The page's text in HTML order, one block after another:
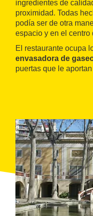
ingredientes de
proximidad. Todas
podía ser de otra
espacio y en el centro
El restaurante ocupa
envasadora de
puertas que le
decoración donde
disfrutar de la comida
Todo son detalles